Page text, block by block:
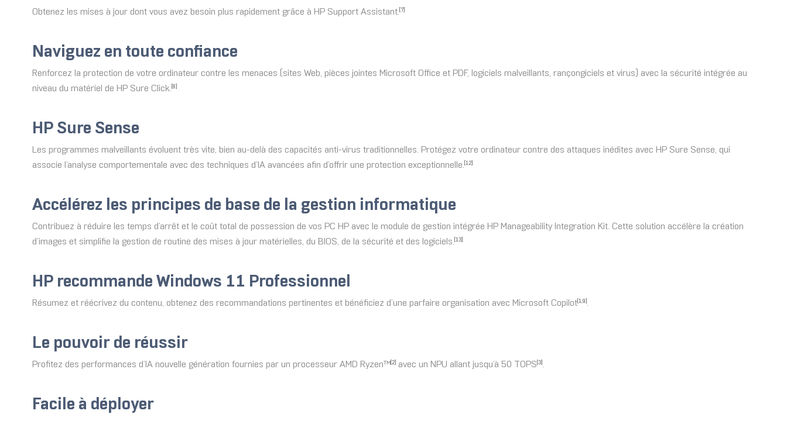
Obtenez les mises à jour dont vous avez besoin plus rapidement grâce à HP Support Assistant. [7]
Naviguez en toute confiance
Renforcez la protection de votre ordinateur contre les menaces (sites Web, pièces jointes Microsoft Office et PDF, logiciels malveillants, rançongiciels et virus) avec la sécurité intégrée au
niveau du matériel de HP Sure Click. [8]
HP Sure Sense
Les programmes malveillants évoluent très vite, bien au-delà des capacités anti-virus traditionnelles. Protégez votre ordinateur contre des attaques inédites avec HP Sure Sense, qui
associe l’analyse comportementale avec des techniques d’IA avancées afin d’offrir une protection exceptionnelle. [12]
Accélérez les principes de base de la gestion informatique
Contribuez à réduire les temps d’arrêt et le coût total de possession de vos PC HP avec le module de gestion intégrée HP Manageability Integration Kit. Cette solution accélère la création
d’images et simplifie la gestion de routine des mises à jour matérielles, du BIOS, de la sécurité et des logiciels. [13]
HP recommande Windows 11 Professionnel
Résumez et réécrivez du contenu, obtenez des recommandations pertinentes et bénéficiez d’une parfaire organisation avec Microsoft Copilot [1,9] .
Le pouvoir de réussir
Profitez des performances d’IA nouvelle génération fournies par un processeur AMD Ryzen™ [2] avec un NPU allant jusqu’à 50 TOPS [3] .
Facile à déployer